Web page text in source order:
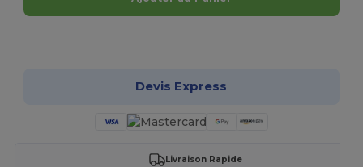
Devis Express
Livraison Rapide